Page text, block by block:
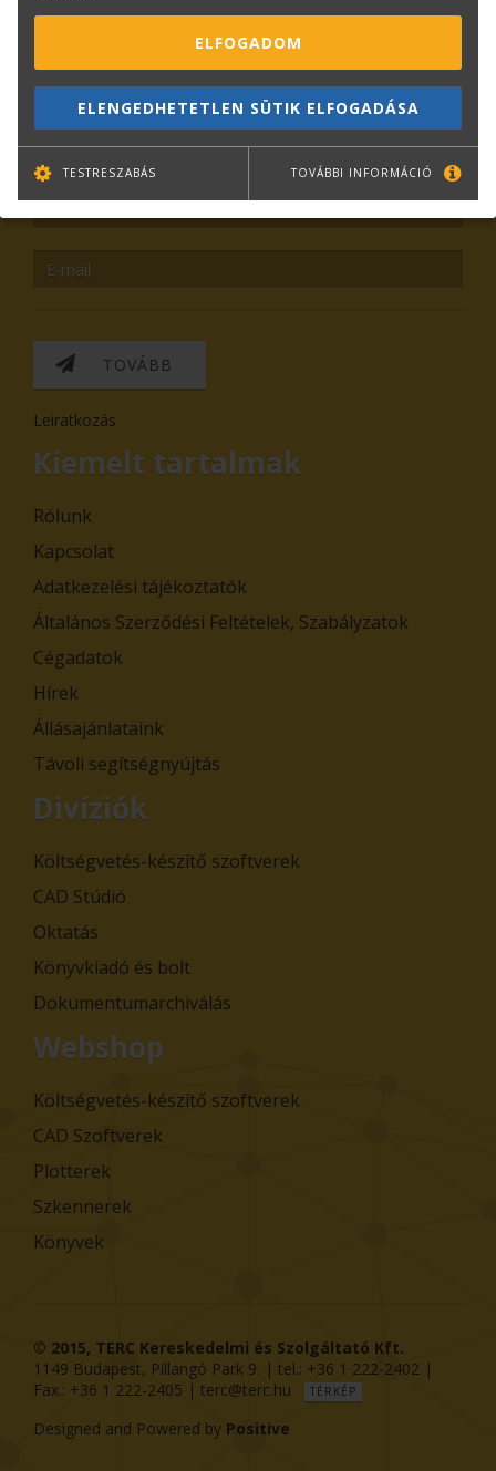
Hírlevél feliratkozás
TOVÁBB
Leiratkozás
Kiemelt tartalmak
Rólunk
Kapcsolat
Adatkezelési tájékoztatók
Általános Szerződési Feltételek, Szabályzatok
Cégadatok
Hírek
Állásajánlataink
Távoli segítségnyújtás
Divíziók
Költségvetés-készítő szoftverek
CAD Stúdió
Oktatás
Könyvkiadó és bolt
Dokumentumarchiválás
Webshop
Költségvetés-készítő szoftverek
CAD Szoftverek
Plotterek
Szkennerek
Könyvek
© 2015, TERC Kereskedelmi és Szolgáltató Kft.
1149 Budapest, Pillangó Park 9. | tel.: +36 1 222-2402 |
Fax.: +36 1 222-2405 | terc@terc.hu TÉRKÉP
Designed and Powered by Positive
ELFOGADOM
ELENGEDHETETLEN SÜTIK ELFOGADÁSA
TESTRESZABÁS TOVÁBBI INFORMÁCIÓ